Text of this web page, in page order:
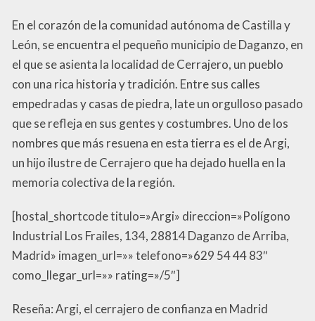
En el corazón de la comunidad autónoma de Castilla y
León, se encuentra el pequeño municipio de Daganzo, en
el que se asienta la localidad de Cerrajero, un pueblo
con una rica historia y tradición. Entre sus calles
empedradas y casas de piedra, late un orgulloso pasado
que se refleja en sus gentes y costumbres. Uno de los
nombres que más resuena en esta tierra es el de Argi,
un hijo ilustre de Cerrajero que ha dejado huella en la
memoria colectiva de la región.
[hostal_shortcode titulo=»Argi» direccion=»Polígono
Industrial Los Frailes, 134, 28814 Daganzo de Arriba,
Madrid» imagen_url=»» telefono=»629 54 44 83″
como_llegar_url=»» rating=»/5″]
Reseña: Argi, el cerrajero de confianza en Madrid